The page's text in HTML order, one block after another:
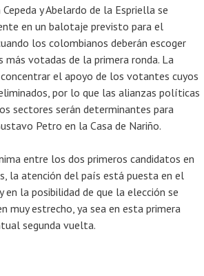
y Abelardo de la Espriella se
en un balotaje previsto para el
los colombianos deberán escoger
más votadas de la primera ronda. La
el apoyo de los votantes cuyos
por lo que las alianzas políticas
sectores serán determinantes para
Petro en la Casa de Nariño.
entre los dos primeros candidatos en
la atención del país está puesta en el
en la posibilidad de que la elección se
muy estrecho, ya sea en esta primera
segunda vuelta.